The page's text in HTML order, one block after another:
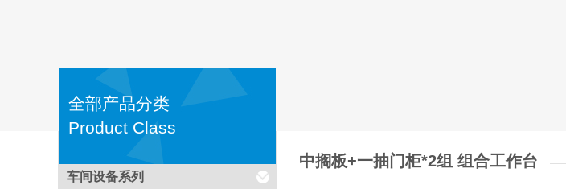
全部产品分类
Product Class
车间设备系列
中搁板+一抽门柜*2组 组合工作台